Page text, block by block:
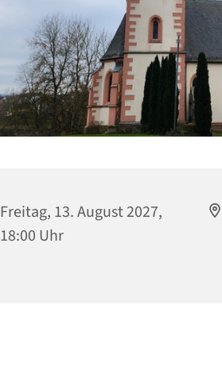
Freitag, 13. August 2027,
18:00 Uhr